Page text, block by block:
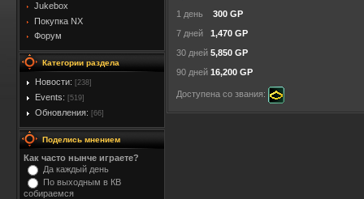
Jukebox
Покупка NX
Форум
Категории раздела
Новости: [238]
Events: [519]
Обновления: [66]
Поделись мнением
Как часто нынче играете?
Да каждый день
По выходным в КВ
собираемся
1 день
300 GP
7 дней 1,470 GP
30 дней 5,850 GP
90 дней 16,200 GP
Доступена со звания: